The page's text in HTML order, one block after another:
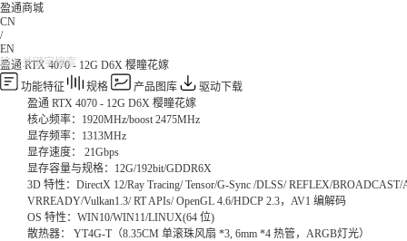
盈通商城
CN
/
EN
盈通 RTX 4070 - 12G D6X 樱瞳花嫁
功能特征
规格 产品图库
驱动下载
盈通 RTX 4070 - 12G D6X 樱瞳花嫁
核心频率：1920MHz/boost 2475MHz
显存频率：1313MHz
显存速度： 21Gbps
显存容量与规格：12G/192bit/GDDR6X
3D 特性：DirectX 12/Ray Tracing/ Tensor/G-Sync /DLSS/ REFLEX/BROADCAST/
VRREADY/Vulkan1.3/ RT APIs/ OpenGL 4.6/HDCP 2.3，AV1 编解码
OS 特性：WIN10/WIN11/LINUX(64 位)
散热器： YT4G-T（8.35CM 单滚珠风扇 *3, 6mm *4 热管，ARGB灯光）